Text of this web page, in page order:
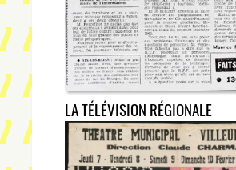
LA TÉLÉVISION RÉGIONALE